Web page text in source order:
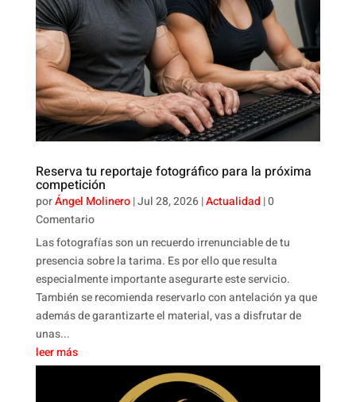
Reserva tu reportaje fotográfico para la próxima
competición
porÁngel Molinero|Jul 28, 2026|Actualidad | 0
Comentario
Las fotografías son un recuerdo irrenunciable de tu
presencia sobre la tarima. Es por ello que resulta
especialmente importante asegurarte este servicio.
También se recomienda reservarlo con antelación ya que
además de garantizarte el material, vas a disfrutar de
unas...
leer más